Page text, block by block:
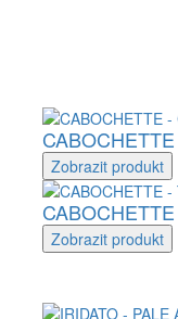
Zobrazit produkt
Zobrazit produkt